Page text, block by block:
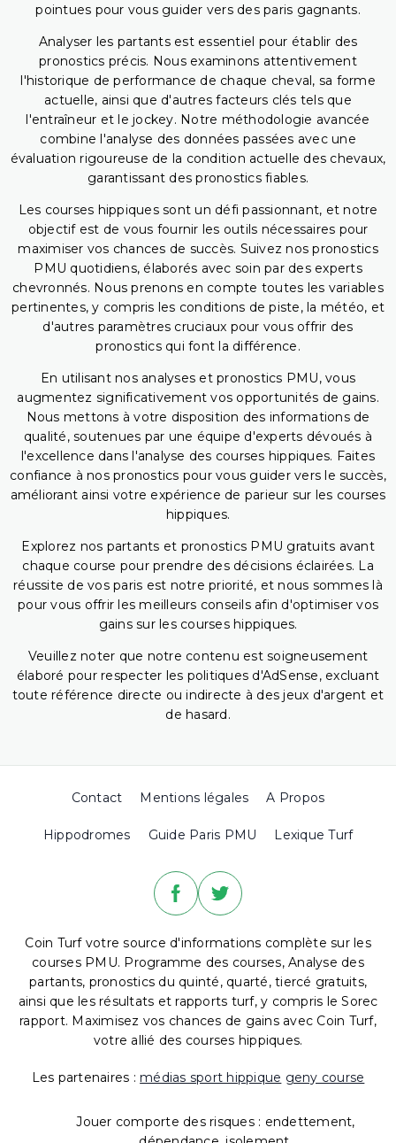
pointues pour vous guider vers des paris gagnants.
Analyser les partants est essentiel pour établir des
pronostics précis. Nous examinons attentivement
l'historique de performance de chaque cheval, sa forme
actuelle, ainsi que d'autres facteurs clés tels que
l'entraîneur et le jockey. Notre méthodologie avancée
combine l'analyse des données passées avec une
évaluation rigoureuse de la condition actuelle des chevaux,
garantissant des pronostics fiables.
Les courses hippiques sont un défi passionnant, et notre
objectif est de vous fournir les outils nécessaires pour
maximiser vos chances de succès. Suivez nos pronostics
PMU quotidiens, élaborés avec soin par des experts
chevronnés. Nous prenons en compte toutes les variables
pertinentes, y compris les conditions de piste, la météo, et
d'autres paramètres cruciaux pour vous offrir des
pronostics qui font la différence.
En utilisant nos analyses et pronostics PMU, vous
augmentez significativement vos opportunités de gains.
Nous mettons à votre disposition des informations de
qualité, soutenues par une équipe d'experts dévoués à
l'excellence dans l'analyse des courses hippiques. Faites
confiance à nos pronostics pour vous guider vers le succès,
améliorant ainsi votre expérience de parieur sur les courses
hippiques.
Explorez nos partants et pronostics PMU gratuits avant
chaque course pour prendre des décisions éclairées. La
réussite de vos paris est notre priorité, et nous sommes là
pour vous offrir les meilleurs conseils afin d'optimiser vos
gains sur les courses hippiques.
Veuillez noter que notre contenu est soigneusement
élaboré pour respecter les politiques d'AdSense, excluant
toute référence directe ou indirecte à des jeux d'argent et
de hasard.
Contact Mentions légales A Propos
Hippodromes Guide Paris PMU Lexique Turf
Coin Turf votre source d'informations complète sur les
courses PMU. Programme des courses, Analyse des
partants, pronostics du quinté, quarté, tiercé gratuits,
ainsi que les résultats et rapports turf, y compris le Sorec
rapport. Maximisez vos chances de gains avec Coin Turf,
votre allié des courses hippiques.
Les partenaires : médias sport hippique geny course
Jouer comporte des risques : endettement,